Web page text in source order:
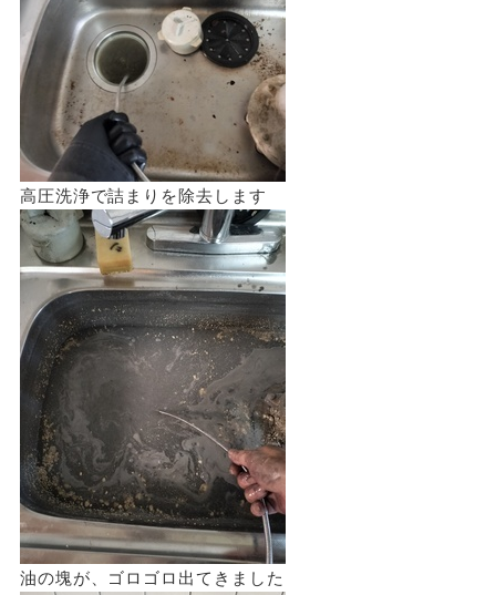
高圧洗浄で詰まりを除去します
油の塊が、ゴロゴロ出てきました